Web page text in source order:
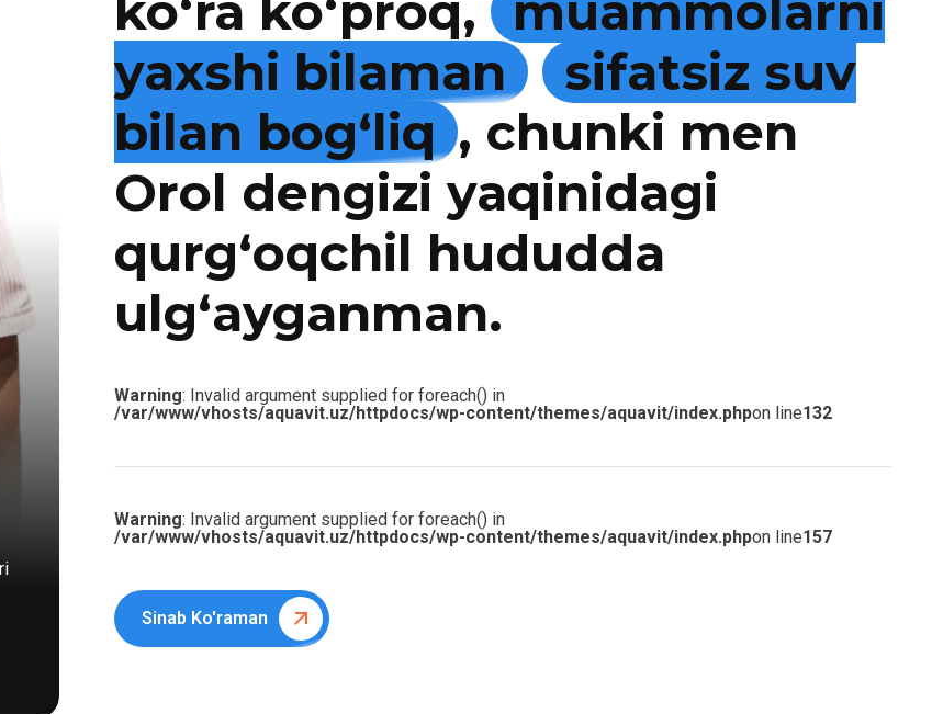
yaxshi bilaman
sifatsiz suv
bilan bog‘liq , chunki men
Orol dengizi yaqinidagi
qurg‘oqchil hududda
ulg‘ayganman.
Warning: Invalid argument supplied for foreach() in
/var/www/vhosts/aquavit.uz/httpdocs/wp-content/themes/aquavit/index.phpon line132
Warning: Invalid argument supplied for foreach() in
/var/www/vhosts/aquavit.uz/httpdocs/wp-content/themes/aquavit/index.phpon line157
Sinab Ko'raman